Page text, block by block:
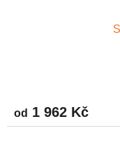
je
4,7
od 1 962 Kč